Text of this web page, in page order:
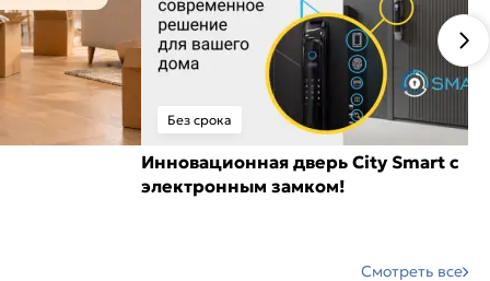
Без срока
Инновационная дверь City Smart с
электронным замком!
Смотреть все